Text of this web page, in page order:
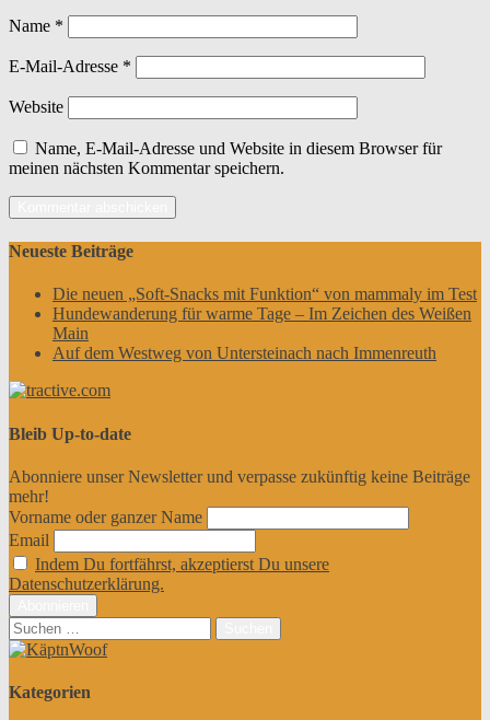
Name *
E-Mail-Adresse *
Website
Name, E-Mail-Adresse und Website in diesem Browser für
meinen nächsten Kommentar speichern.
Neueste Beiträge
Die neuen „Soft-Snacks mit Funktion“ von mammaly im Test
Hundewanderung für warme Tage – Im Zeichen des Weißen
Main
Auf dem Westweg von Untersteinach nach Immenreuth
Bleib Up-to-date
Abonniere unser Newsletter und verpasse zukünftig keine Beiträge
mehr!
Vorname oder ganzer Name
Email
Indem Du fortfährst, akzeptierst Du unsere
Datenschutzerklärung.
Suchen
nach:
Kategorien